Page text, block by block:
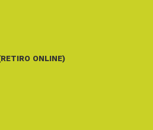
ONLINE)